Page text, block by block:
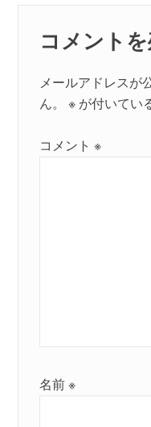
コメント
メールアドレスが
ん。
※ が付いてい
コメント※
名前※